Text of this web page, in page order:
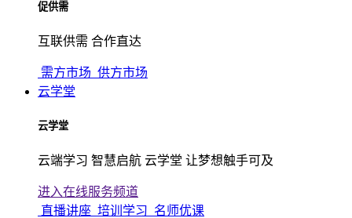
促供需
互联供需 合作直达
需方市场 供方市场
云学堂
云学堂
云端学习 智慧启航 云学堂 让梦想触手可及
进入在线服务频道
直播讲座 培训学习 名师优课